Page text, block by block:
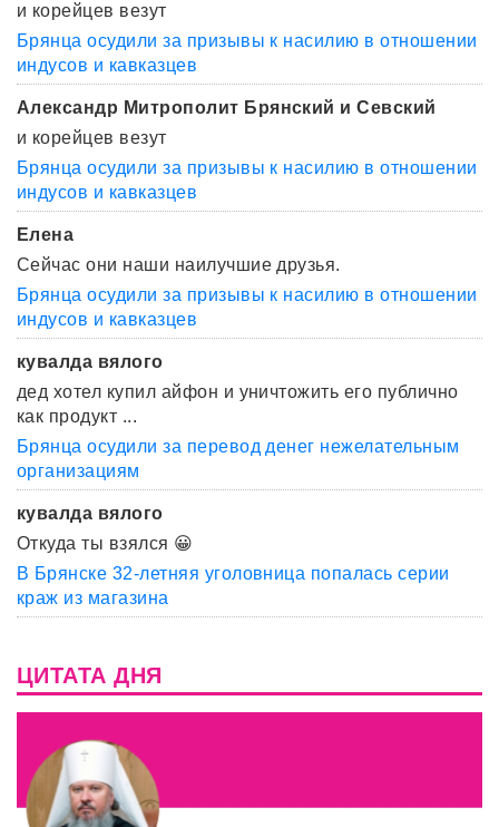
и корейцев везут
Брянца осудили за призывы к насилию в отношении
индусов и кавказцев
Александр Митрополит Брянский и Севский
и корейцев везут
Брянца осудили за призывы к насилию в отношении
индусов и кавказцев
Елена
Сейчас они наши наилучшие друзья.
Брянца осудили за призывы к насилию в отношении
индусов и кавказцев
кувалда вялого
дед хотел купил айфон и уничтожить его публично
как продукт ...
Брянца осудили за перевод денег нежелательным
организациям
кувалда вялого
Откуда ты взялся 😀
В Брянске 32-летняя уголовница попалась серии
краж из магазина
ЦИТАТА ДНЯ